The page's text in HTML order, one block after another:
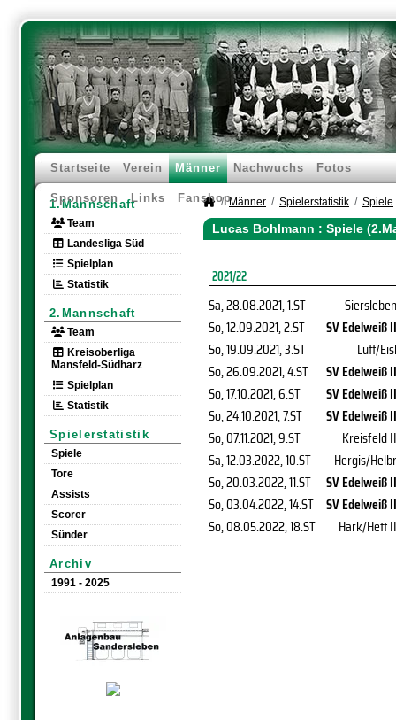
Startseite Verein Männer Nachwuchs Fotos
Sponsoren Links Fanshop
1.Mannschaft
Team
Landesliga Süd
Spielplan
Statistik
2.Mannschaft
Team
Kreisoberliga
Mansfeld-Südharz
Spielplan
Statistik
Spielerstatistik
Spiele
Tore
Assists
Scorer
Sünder
Archiv
1991 - 2025
Männer Spielerstatistik Spiele
Lucas Bohlmann : Spiele
2021/22
Sa, 28.08.2021, 1.ST
Siersleben
So, 12.09.2021, 2.ST
SV Edelweiß II
So, 19.09.2021, 3.ST
Lütt/Eisl
So, 26.09.2021, 4.ST
SV Edelweiß II
So, 17.10.2021, 6.ST
SV Edelweiß II
So, 24.10.2021, 7.ST
SV Edelweiß II
So, 07.11.2021, 9.ST
Kreisfeld II
Sa, 12.03.2022, 10.ST
Hergis/Helbr
So, 20.03.2022, 11.ST
SV Edelweiß II
So, 03.04.2022, 14.ST SV Edelweiß II
So, 08.05.2022, 18.ST Hark/Hett II